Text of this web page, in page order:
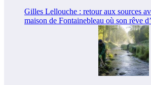
Gilles Lellouche : retour aux sources
maison de Fontainebleau où son rêve